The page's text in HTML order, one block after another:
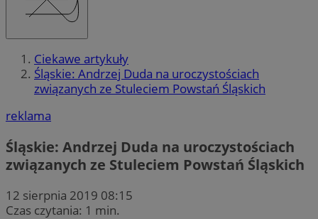
Ciekawe artykuły
Śląskie: Andrzej Duda na uroczystościach
związanych ze Stuleciem Powstań Śląskich
reklama
Śląskie: Andrzej Duda na uroczystościach
związanych ze Stuleciem Powstań Śląskich
12 sierpnia 2019 08:15
Czas czytania: 1 min.